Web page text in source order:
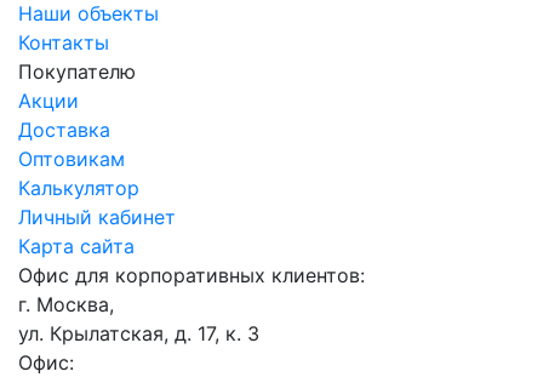
Наши объекты
Контакты
Покупателю
Акции
Доставка
Оптовикам
Калькулятор
Личный кабинет
Карта сайта
Офис для корпоративных клиентов:
г. Москва,
ул. Крылатская, д. 17, к. 3
Офис: